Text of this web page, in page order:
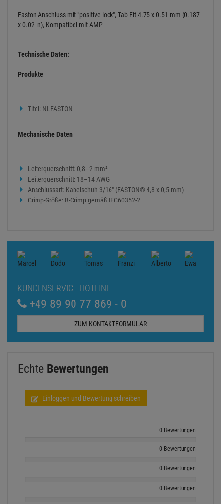
Faston-Anschluss mit "positive lock", Tab Fit 4.75 x 0.51 mm (0.187
x 0.02 in), Kompatibel mit AMP
Technische Daten:
Produkte
Titel: NLFASTON
Mechanische Daten
Leiterquerschnitt: 0,8–2 mm²
Leiterquerschnitt: 18–14 AWG
Anschlussart: Kabelschuh 3/16" (FASTON® 4,8 x 0,5 mm)
Crimp-Größe: B-Crimp gemäß IEC60352-2
KUNDENSERVICE HOTLINE
+49 89 90 77 869 - 0
ZUM KONTAKTFORMULAR
Echte Bewertungen
Einloggen und Bewertung schreiben
0 Bewertungen
0 Bewertungen
0 Bewertungen
0 Bewertungen